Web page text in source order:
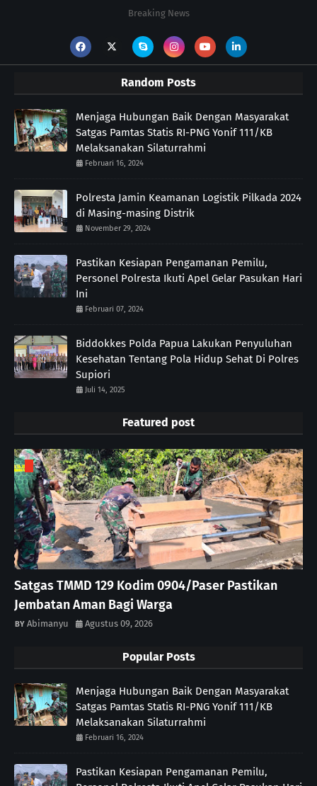
Breaking News
Random Posts
Menjaga Hubungan Baik Dengan Masyarakat
Satgas Pamtas Statis RI-PNG Yonif 111/KB
Melaksanakan Silaturrahmi
Februari 16, 2024
Polresta Jamin Keamanan Logistik Pilkada 2024
di Masing-masing Distrik
November 29, 2024
Pastikan Kesiapan Pengamanan Pemilu,
Personel Polresta Ikuti Apel Gelar Pasukan Hari
Ini
Februari 07, 2024
Biddokkes Polda Papua Lakukan Penyuluhan
Kesehatan Tentang Pola Hidup Sehat Di Polres
Supiori
Juli 14, 2025
Featured post
Satgas TMMD 129 Kodim 0904/Paser Pastikan
Jembatan Aman Bagi Warga
Abimanyu Agustus 09, 2026
Popular Posts
Menjaga Hubungan Baik Dengan Masyarakat
Satgas Pamtas Statis RI-PNG Yonif 111/KB
Melaksanakan Silaturrahmi
Februari 16, 2024
Pastikan Kesiapan Pengamanan Pemilu,